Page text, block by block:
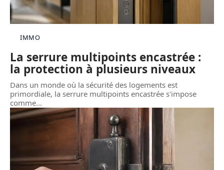
IMMO
La serrure multipoints encastrée :
la protection à plusieurs niveaux
Dans un monde où la sécurité des logements est
primordiale, la serrure multipoints encastrée s'impose
comme…